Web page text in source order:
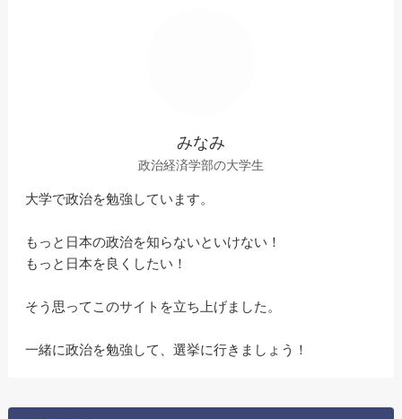
みなみ
政治経済学部の大学生
大学で政治を勉強しています。
もっと日本の政治を知らないといけない！
もっと日本を良くしたい！
そう思ってこのサイトを立ち上げました。
一緒に政治を勉強して、選挙に行きましょう！